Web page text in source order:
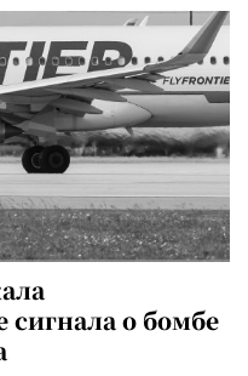
сигнала о бомбе